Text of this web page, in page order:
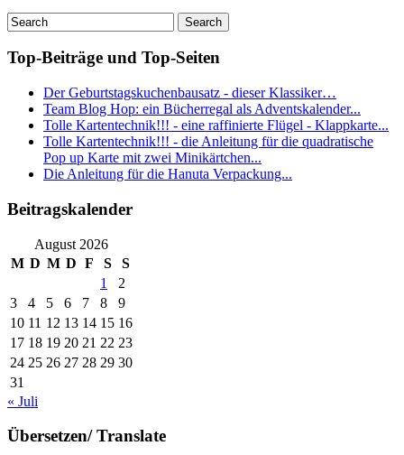
Top-Beiträge und Top-Seiten
Der Geburtstagskuchenbausatz - dieser Klassiker…
Team Blog Hop: ein Bücherregal als Adventskalender...
Tolle Kartentechnik!!! - eine raffinierte Flügel - Klappkarte...
Tolle Kartentechnik!!! - die Anleitung für die quadratische
Pop up Karte mit zwei Minikärtchen...
Die Anleitung für die Hanuta Verpackung...
Beitragskalender
August 2026
M D M D F S
S
1
2
3
4 5 6 7 8
9
10 11 12 13 14 15 16
17 18 19 20 21 22 23
24 25 26 27 28 29 30
31
« Juli
Übersetzen/ Translate